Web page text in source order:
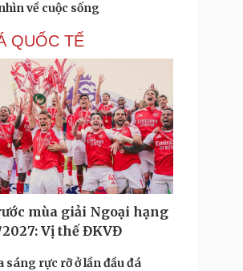
về cuộc sống
QUỐC TẾ
mùa giải Ngoại hạng
Vị thế ĐKVĐ
sáng rực rỡ ở lần đầu đá